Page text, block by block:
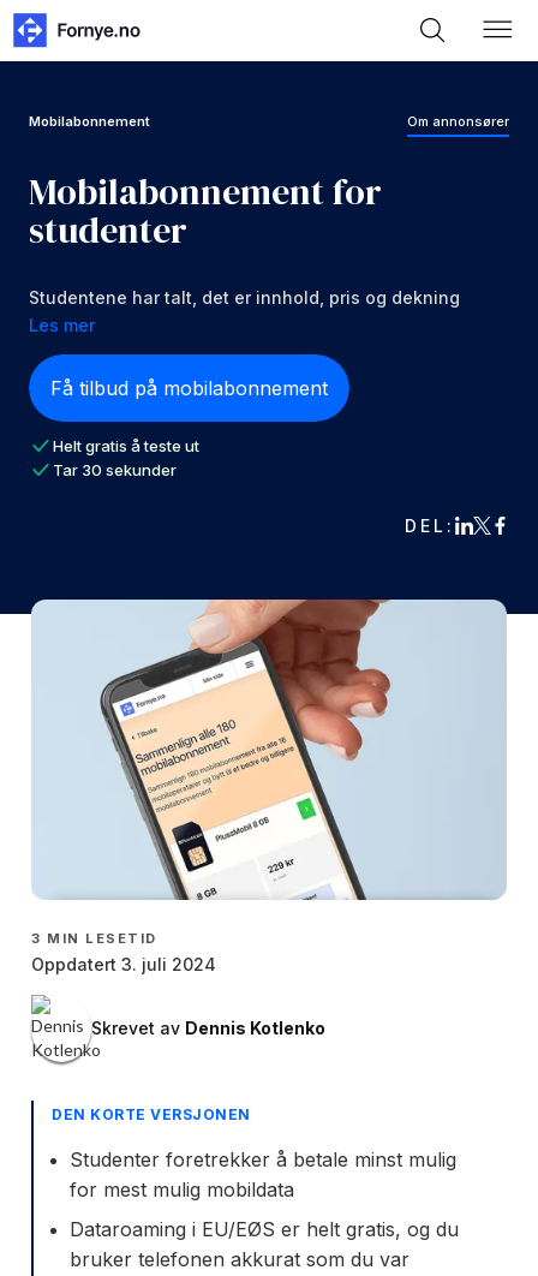
Mobilabonnement Om annonsører
Mobilabonnement for
studenter
Studentene har talt, det er innhold, pris og dekning
som er i fokus.
Les mer
Få tilbud på mobilabonnement
Helt gratis å teste ut
Tar 30 sekunder
DEL:
3 MIN LESETID
Oppdatert 3. juli 2024
Skrevet av Dennis Kotlenko
DEN KORTE VERSJONEN
Studenter foretrekker å betale minst mulig
for mest mulig mobildata
Dataroaming i EU/EØS er helt gratis, og du
bruker telefonen akkurat som du var